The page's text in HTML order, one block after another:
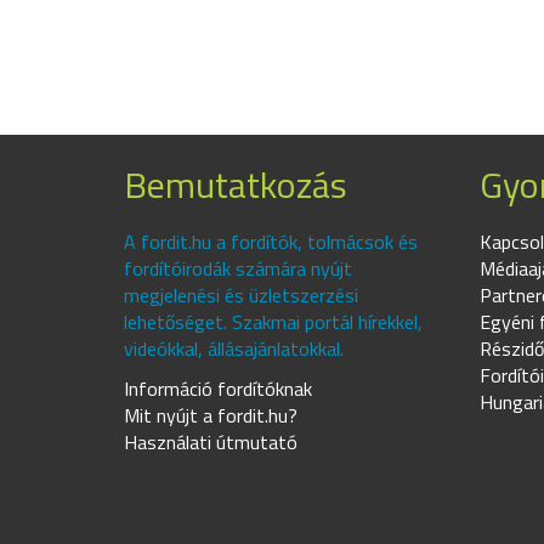
Bemutatkozás
A fordit.hu a fordítók, tolmácsok és
fordítóirodák számára nyújt
megjelenési és üzletszerzési
lehetőséget. Szakmai portál hírekkel,
videókkal, állásajánlatokkal.
Információ fordítóknak
Mit nyújt a fordit.hu?
Használati útmutató